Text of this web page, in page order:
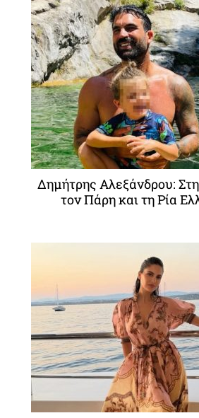
Δημήτρης Αλεξάνδρου:
τον Πάρη και τη Ρία